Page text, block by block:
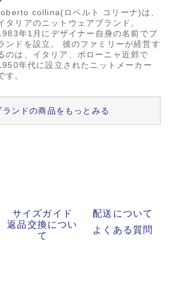
collina(ロベルト コリーナ)は、
タリアのニットウェアブランド。
年1月にデザイナー自身の名前でブ
ンドを設立。 彼のファミリーが経営す
のは、イタリア、ボローニャ近郊で
年代に設立されたニットメーカー
す。
ランドの商品をもっとみる
サイズガイド
配送について
返品交換につい
て
よくある質問